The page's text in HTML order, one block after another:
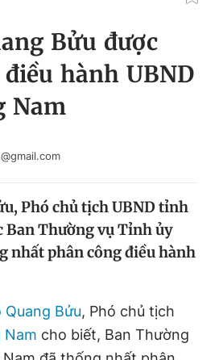
Magazine
Bạn cần biết
Bửu được
hành UBND
Nam
Phó chủ tịch UBND tỉnh
Ban Thường vụ Tỉnh ủy
nhất phân công điều hành
Quang Bửu, Phó chủ tịch
Nam cho biết, Ban Thường